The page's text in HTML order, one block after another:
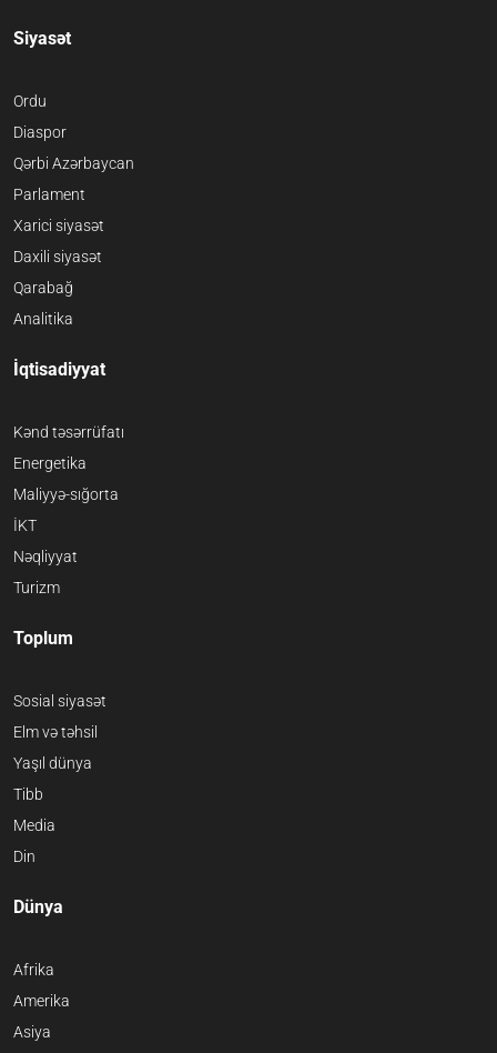
Siyasət
Ordu
Diaspor
Qərbi Azərbaycan
Parlament
Xarici siyasət
Daxili siyasət
Qarabağ
Analitika
İqtisadiyyat
Kənd təsərrüfatı
Energetika
Maliyyə-sığorta
İKT
Nəqliyyat
Turizm
Toplum
Sosial siyasət
Elm və təhsil
Yaşıl dünya
Tibb
Media
Din
Dünya
Afrika
Amerika
Asiya